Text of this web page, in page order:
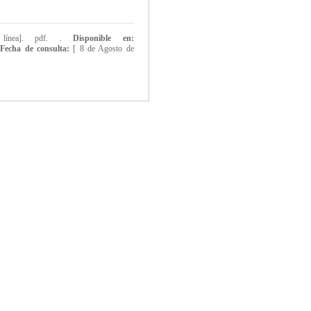
pdf. .Disponible en:
Fecha de consulta: [ 8 de Agosto de